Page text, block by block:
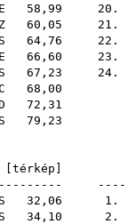
58,99 20.
60,05 21.
64,76 22.
66,60 23.
67,23 24.
68,00
72,31
térkép
32,06 1.
34,10 2.